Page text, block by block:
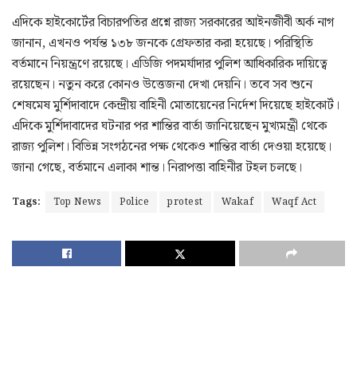
এদিকে হাইকোর্টের বিচারপতির প্রশ্নে রাজ্য সরকারের আইনজীবী অর্ক নাগ
জানান, এখনও পর্যন্ত ১৩৮ জনকে গ্রেফতার করা হয়েছে। পরিস্থিতি
বর্তমানে নিয়ন্ত্রণে রয়েছে। এডিজি পদমর্যাদার পুলিশ আধিকারিক দায়িত্বে
রয়েছেন। নতুন করে কোনও উত্তেজনা দেখা দেয়নি। তবে সব শুনে
শেষমেষ মুর্শিদাবাদে কেন্দ্রীয় বাহিনী মোতায়েনের নির্দেশ দিয়েছে হাইকোর্ট।
এদিকে মুর্শিদাবাদের ঘটনার পর শান্তির বার্তা জানিয়েছেন মুখ্যমন্ত্রী থেকে
রাজ্য পুলিশ। বিভিন্ন সংগঠনের পক্ষ থেকেও শান্তির বার্তা দেওয়া হয়েছে।
জানা গেছে, বর্তমানে এলাকা শান্ত। নিরাপত্তা বাহিনীর টহল চলছে।
Tags: Top News Police protest Wakaf Waqf Act